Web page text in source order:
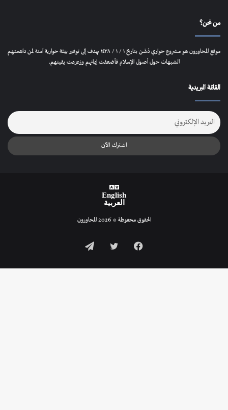
من نحن؟
موقع المحاورون هو مشروع حواري دُشّن بتاريخ ١ / ١ / ١٤٣٨ يهدف إلى توفير بيئة حوارية آمنة لمن داهمتهم
الشبهات حول أصول الإسلام فأضعفت إيمانهم وزعزعت يقينهم.
القائمة البريدية
English
العربية
الحقوق محفوظة © 2026 المحاورون
فيسبوك تيلقرام